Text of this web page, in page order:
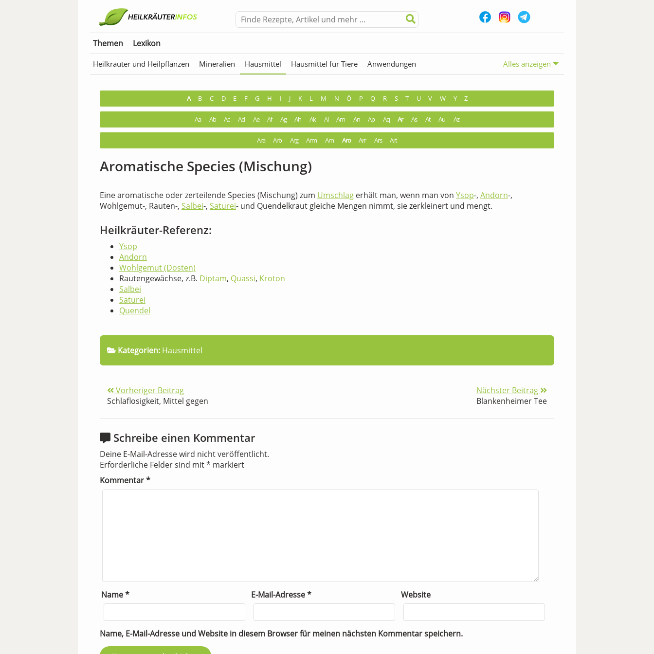
Themen Lexikon
Heilkräuter und Heilpflanzen Mineralien Hausmittel Hausmittel für Tiere Anwendungen Alles anzeigen
A B C D E F G H I J K L M N Ö P Q R S T U V W Y Z
Aa Ab Ac Ad Ae Af Ag Ah Ak Al Am An Ap Aq Ar As At Au Az
Ara Arb Arg Arm Arn Aro Arr Ars Art
Aromatische Species (Mischung)
Eine aromatische oder zerteilende Species (Mischung) zum Umschlag erhält man, wenn man von Ysop-, Andorn-,
Wohlgemut-, Rauten-, Salbei-, Saturei- und Quendelkraut gleiche Mengen nimmt, sie zerkleinert und mengt.
Heilkräuter-Referenz:
Ysop
Andorn
Wohlgemut (Dosten)
Rautengewächse, z.B. Diptam, Quassi, Kroton
Salbei
Saturei
Quendel
Kategorien: Hausmittel
Vorheriger Beitrag
Schlaflosigkeit, Mittel gegen
Nächster Beitrag
Blankenheimer Tee
Schreibe einen Kommentar
Deine E-Mail-Adresse wird nicht veröffentlicht.
Erforderliche Felder sind mit* markiert
Kommentar*
Name* E-Mail-Adresse* Website
Name, E-Mail-Adresse und Website in diesem Browser für meinen nächsten Kommentar speichern.